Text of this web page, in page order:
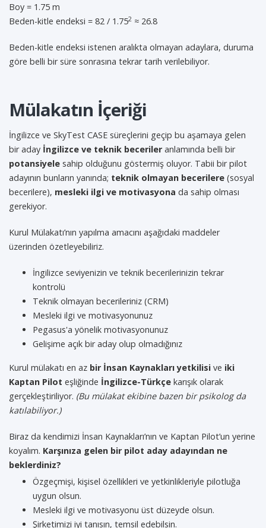
Boy = 1.75 m
Beden-kitle endeksi = 82 / 1.752 ≈ 26.8
Beden-kitle endeksi istenen aralıkta olmayan adaylara, duruma
göre belli bir süre sonrasına tekrar tarih verilebiliyor.
Mülakatın İçeriği
İngilizce ve SkyTest CASE süreçlerini geçip bu aşamaya gelen
bir aday İngilizce ve teknik beceriler anlamında belli bir
potansiyele sahip olduğunu göstermiş oluyor. Tabii bir pilot
adayının bunların yanında; teknik olmayan becerilere (sosyal
becerilere), mesleki ilgi ve motivasyona da sahip olması
gerekiyor.
Kurul Mülakatı’nın yapılma amacını aşağıdaki maddeler
üzerinden özetleyebiliriz.
İngilizce seviyenizin ve teknik becerilerinizin tekrar
kontrolü
Teknik olmayan becerileriniz (CRM)
Mesleki ilgi ve motivasyonunuz
Pegasus'a yönelik motivasyonunuz
Gelişime açık bir aday olup olmadığınız
Kurul mülakatı en az bir İnsan Kaynakları yetkilisi ve iki
Kaptan Pilot eşliğinde İngilizce-Türkçe karışık olarak
gerçekleştiriliyor. (Bu mülakat ekibine bazen bir psikolog da
katılabiliyor.)
Biraz da kendimizi İnsan Kaynakları’nın ve Kaptan Pilot’un yerine
koyalım. Karşınıza gelen bir pilot aday adayından ne
beklerdiniz?
Özgeçmişi, kişisel özellikleri ve yetkinlikleriyle pilotluğa
uygun olsun.
Mesleki ilgi ve motivasyonu üst düzeyde olsun.
Şirketimizi iyi tanısın, temsil edebilsin.